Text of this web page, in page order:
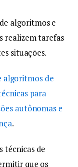
algoritmos e
realizem tarefas
situações.
de
para
autônomas e
.
técnicas de
que os